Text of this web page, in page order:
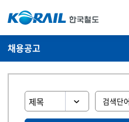
채용공고